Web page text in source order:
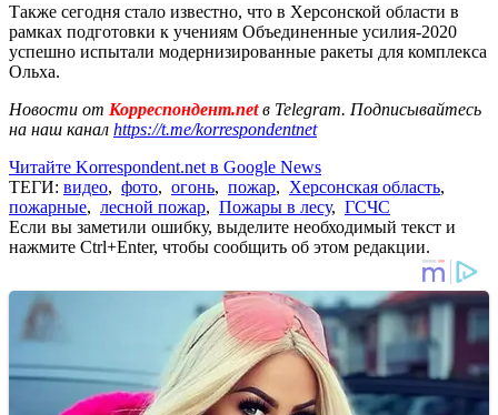
Также сегодня стало известно, что в Херсонской области в
рамках подготовки к учениям Объединенные усилия-2020
успешно испытали модернизированные ракеты для комплекса
Ольха.
Новости от Корреспондент.netв Telegram. Подписывайтесь
на наш канал https://t.me/korrespondentnet
Читайте Korrespondent.net в Google News
ТЕГИ: видео, фото, огонь, пожар, Херсонская область,
пожарные, лесной пожар, Пожары в лесу, ГСЧС
Если вы заметили ошибку, выделите необходимый текст и
нажмите Ctrl+Enter, чтобы сообщить об этом редакции.